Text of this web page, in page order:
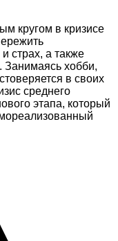
кругом в кризисе
страх, а также
Занимаясь хобби,
в своих
среднего
этапа, который